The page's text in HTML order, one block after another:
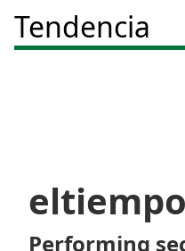
Tendencia